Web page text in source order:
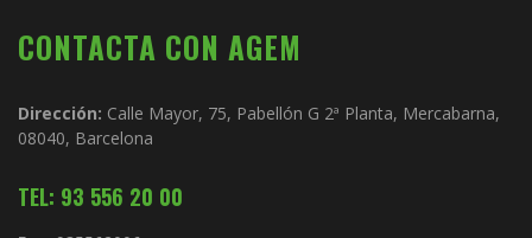
CONTACTA CON AGEM
Dirección: Calle Mayor, 75, Pabellón G 2ª Planta, Mercabarna,
08040, Barcelona
TEL: 93 556 20 00